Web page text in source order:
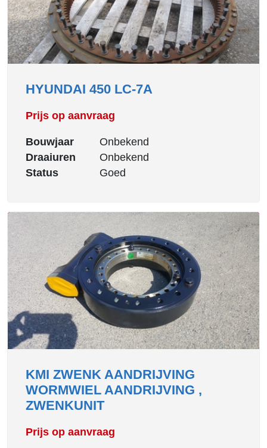
HYUNDAI 450 LC-7A
Prijs op aanvraag
Bouwjaar
Onbekend
Draaiuren
Onbekend
Status
Goed
KMI ZWENK AANDRIJVING
WORMWIEL AANDRIJVING ,
ZWENKUNIT
Prijs op aanvraag